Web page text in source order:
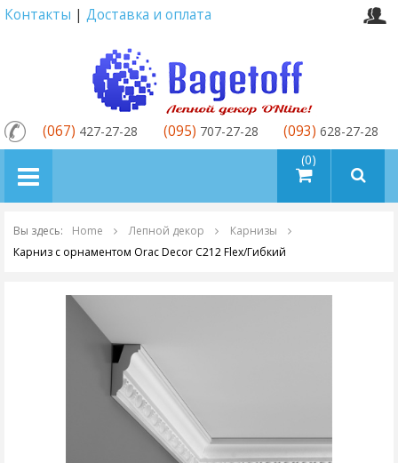
Контакты | Доставка и оплата
товаров (0)
(067) 427-27-28 (095) 707-27-28 (093) 628-27-28
Вы здесь: Home Лепной декор
Карнизы
Карниз с орнаментом Orac Decor C212 Flex/Гибкий